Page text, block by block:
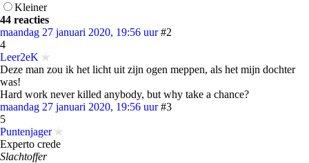
Kleiner
44 reacties
maandag 27 januari 2020, 19:56 uur #2
4
Leer2eK
Deze man zou ik het licht uit zijn ogen meppen, als het mijn dochter
was!
Hard work never killed anybody, but why take a chance?
maandag 27 januari 2020, 19:56 uur #3
5
Puntenjager
Experto crede
Slachtoffer